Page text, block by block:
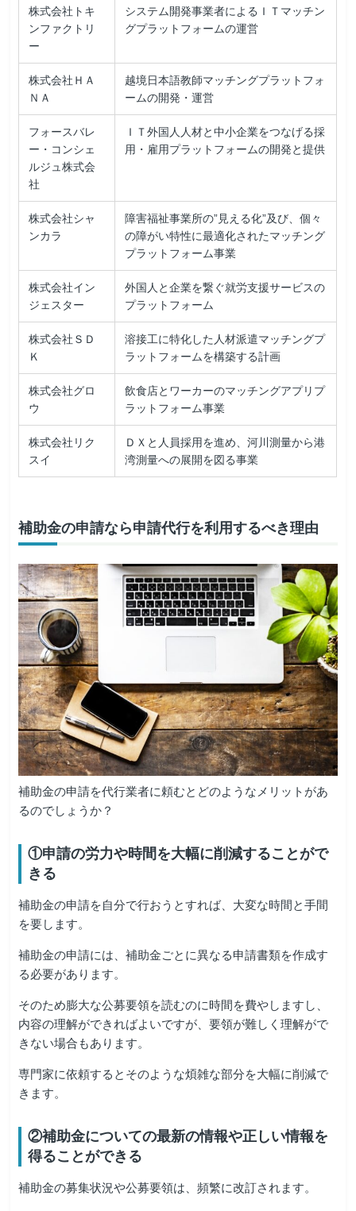
株式会社トキ
ンファクトリ
ー
システム開発事業者によるＩＴマッチン
グプラットフォームの運営
株式会社ＨＡ
ＮＡ
越境日本語教師マッチングプラットフォ
ームの開発・運営
フォースバレ
ー・コンシェ
ルジュ株式会
社
ＩＴ外国人人材と中小企業をつなげる採
用・雇用プラットフォームの開発と提供
株式会社シャ
ンカラ
障害福祉事業所の”見える化”及び、個々
の障がい特性に最適化されたマッチング
プラットフォーム事業
株式会社イン
ジェスター
外国人と企業を繋ぐ就労支援サービスの
プラットフォーム
株式会社ＳＤ
Ｋ
溶接工に特化した人材派遣マッチングプ
ラットフォームを構築する計画
株式会社グロ
ウ
飲食店とワーカーのマッチングアプリプ
ラットフォーム事業
株式会社リク
スイ
ＤＸと人員採用を進め、河川測量から港
湾測量への展開を図る事業
補助金の申請なら申請代行を利用するべき理由
補助金の申請を代行業者に頼むとどのようなメリットがあ
るのでしょうか？
①申請の労力や時間を大幅に削減することがで
きる
補助金の申請を自分で行おうとすれば、大変な時間と手間
を要します。
補助金の申請には、補助金ごとに異なる申請書類を作成す
る必要があります。
そのため膨大な公募要領を読むのに時間を費やしますし、
内容の理解ができればよいですが、要領が難しく理解がで
きない場合もあります。
専門家に依頼するとそのような煩雑な部分を大幅に削減で
きます。
②補助金についての最新の情報や正しい情報を
得ることができる
補助金の募集状況や公募要領は、頻繁に改訂されます。